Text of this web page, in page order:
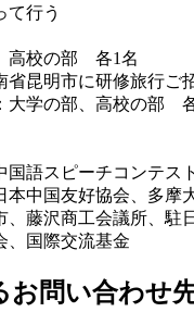
て行う
高校の部 各1名
昆明市に研修旅行ご
大学の部、高校の部
語スピーチコンテス
中国友好協会、多摩
藤沢商工会議所、駐
、国際交流基金
お問い合わせ